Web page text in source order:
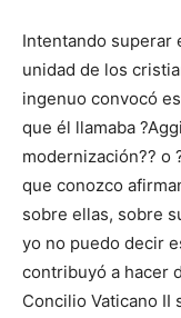
Intentando superar
unidad de los
ingenuo convocó
que él llamaba
modernización?? o
que conozco
sobre ellas, sobre
yo no puedo decir
contribuyó a hacer
Concilio Vaticano